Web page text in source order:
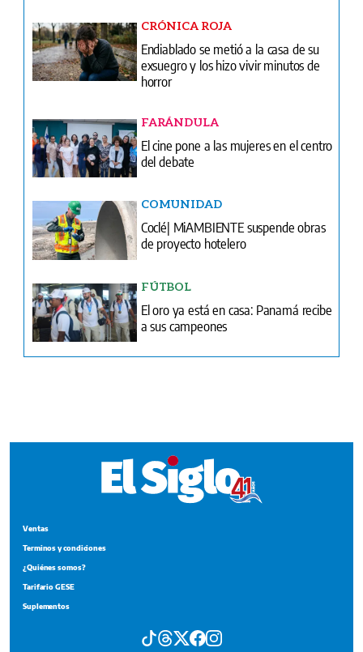
FARÁNDULA
El cine pone a las mujeres en el centro
del debate
COMUNIDAD
Coclé| MiAMBIENTE suspende obras
de proyecto hotelero
FÚTBOL
El oro ya está en casa: Panamá recibe
a sus campeones
Suplementos
Portada del impreso del 7 de agosto de 2026